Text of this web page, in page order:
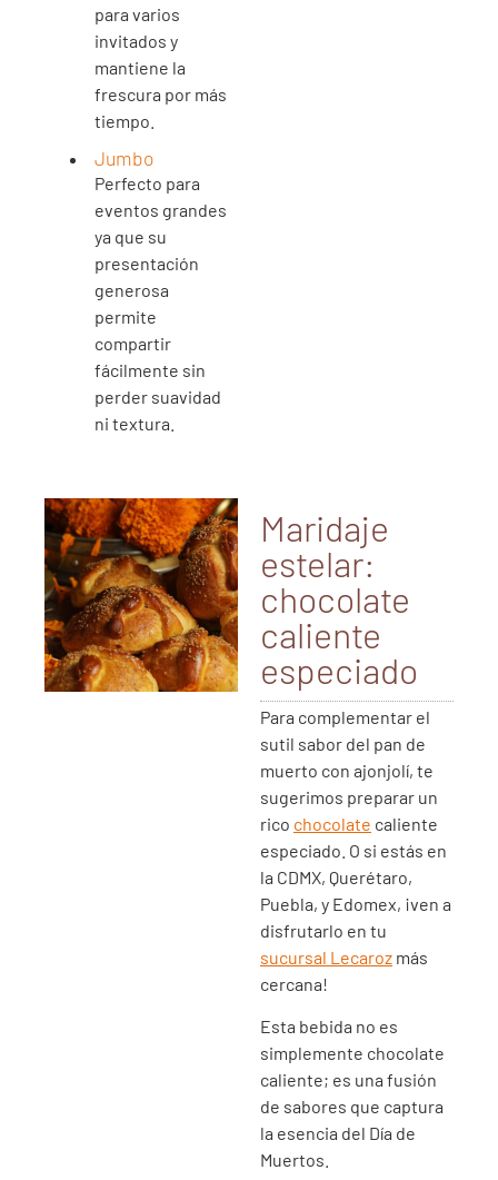
para varios
invitados y
mantiene la
frescura por más
tiempo.
Jumbo
Perfecto para
eventos grandes
ya que su
presentación
generosa
permite
compartir
fácilmente sin
perder suavidad
ni textura.
Maridaje
estelar:
chocolate
caliente
especiado
Para complementar el
sutil sabor del pan de
muerto con ajonjolí, te
sugerimos preparar un
rico chocolate caliente
especiado. O si estás en
la CDMX, Querétaro,
Puebla, y Edomex, ¡ven a
disfrutarlo en tu
sucursal Lecaroz más
cercana!
Esta bebida no es
simplemente chocolate
caliente; es una fusión
de sabores que captura
la esencia del Día de
Muertos.